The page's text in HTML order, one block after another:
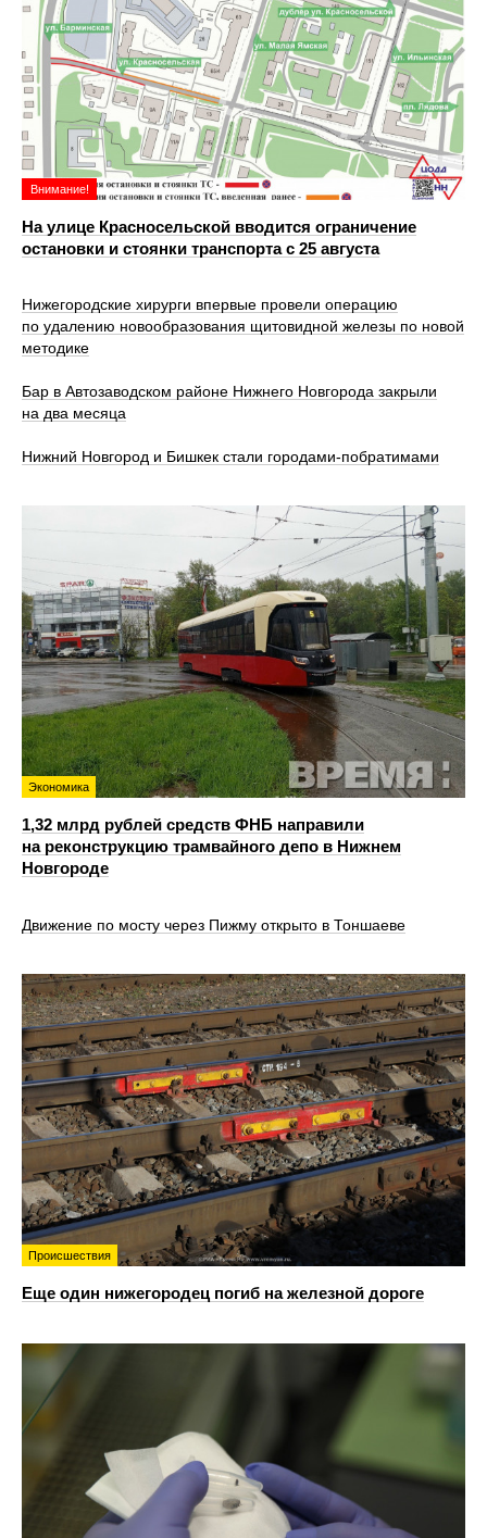
Внимание!
На улице Красносельской вводится ограничение
остановки и стоянки транспорта с 25 августа
Нижегородские хирурги впервые провели операцию
по удалению новообразования щитовидной железы по новой
методике
Бар в Автозаводском районе Нижнего Новгорода закрыли
на два месяца
Нижний Новгород и Бишкек стали городами-побратимами
Экономика
1,32 млрд рублей средств ФНБ направили
на реконструкцию трамвайного депо в Нижнем
Новгороде
Движение по мосту через Пижму открыто в Тоншаеве
Происшествия
Еще один нижегородец погиб на железной дороге